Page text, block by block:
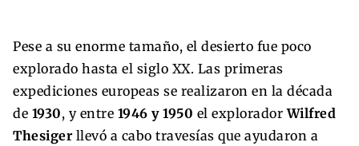
Pese a su enorme tamaño, el desierto fue poco
explorado hasta el siglo XX. Las primeras
expediciones europeas se realizaron en la década
de 1930, y entre 1946 y 1950 el exploradorWilfred
Thesigerllevó a cabo travesías que ayudaron a